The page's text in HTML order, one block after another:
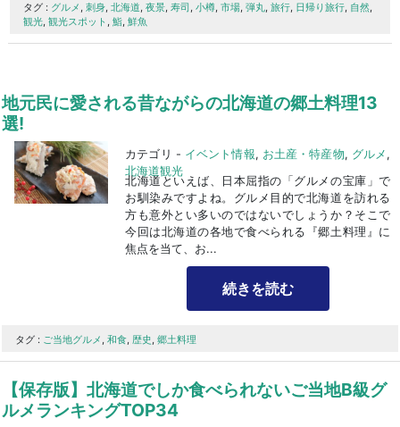
タグ : グルメ , 刺身, 北海道, 夜景, 寿司 , 小樽, 市場, 弾丸, 旅行, 日帰り旅行, 自然,
観光, 観光スポット , 鮨, 鮮魚
地元民に愛される昔ながらの北海道の郷土料理13
選!
カテゴリ - イベント情報, お土産・特産物, グルメ ,
北海道観光
北海道といえば、日本屈指の「グルメの宝庫」で
お馴染みですよね。グルメ目的で北海道を訪れる
方も意外とい多いのではないでしょうか？そこで
今回は北海道の各地で食べられる『郷土料理』に
焦点を当て、お...
続きを読む
タグ : ご当地グルメ , 和食, 歴史, 郷土料理
【保存版】北海道でしか食べられないご当地B級グ
ルメランキングTOP34